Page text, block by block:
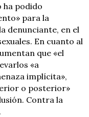
ha podido
para la
denunciante, en el
En cuanto al
que «el
«a
implícita»,
o posterior»
Contra la